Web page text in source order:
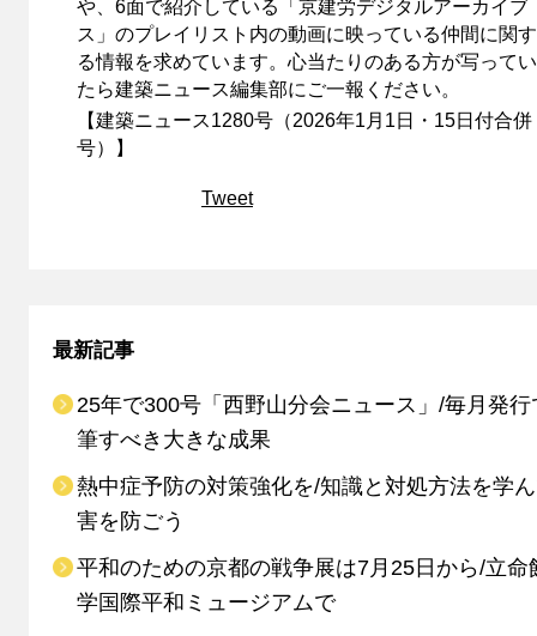
や、6面で紹介している「京建労デジタルアーカイブ
ス」のプレイリスト内の動画に映っている仲間に関す
る情報を求めています。心当たりのある方が写ってい
たら建築ニュース編集部にご一報ください。
【建築ニュース1280号（2026年1月1日・15日付合併
号）】
Tweet
最新記事
25年で300号「西野山分会ニュース」/毎月発行
筆すべき大きな成果
熱中症予防の対策強化を/知識と対処方法を学
害を防ごう
平和のための京都の戦争展は7月25日から/立命
学国際平和ミュージアムで